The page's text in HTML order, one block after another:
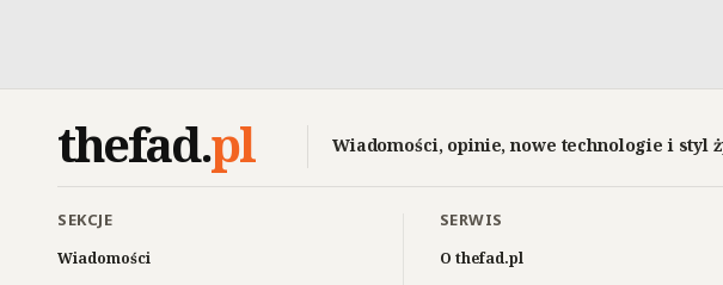
thefad.pl Wiadomości, opinie, nowe technologie i styl
SEKCJE
Wiadomości
SERWIS
O thefad.pl